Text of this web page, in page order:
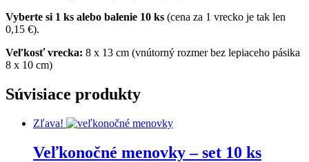
Vyberte si 1 ks alebo balenie 10 ks (cena za 1 vrecko je tak len
0,15 €).
Veľkosť vrecka: 8 x 13 cm (vnútorný rozmer bez lepiaceho pásika
8 x 10 cm)
Súvisiace produkty
Zľava!
Veľkonočné menovky – set 10 ks